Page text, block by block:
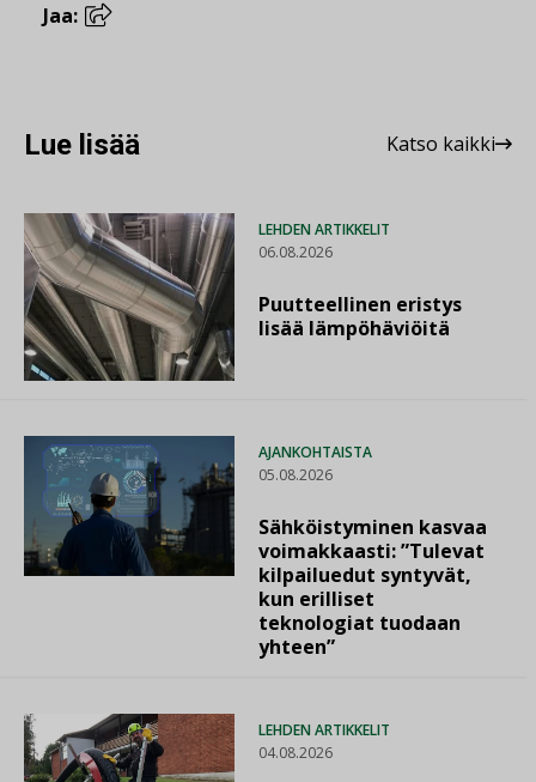
Jaa:
Lue lisää Katso kaikki
LEHDEN ARTIKKELIT
06.08.2026
Puutteellinen eristys
lisää lämpöhäviöitä
AJANKOHTAISTA
05.08.2026
Sähköistyminen kasvaa
voimakkaasti: ”Tulevat
kilpailuedut syntyvät,
kun erilliset
teknologiat tuodaan
yhteen”
LEHDEN ARTIKKELIT
04.08.2026